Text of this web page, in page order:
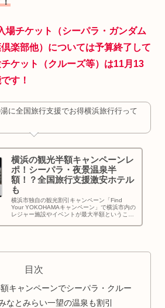
場チケット（シーパラ・ガンダム
楽部他）については予算終了して
ケット（クルーズ等）は11月13
す！
に全国旅行支援でお得横浜旅行行って
横浜の観光半額キャンペーンレ
ポ！シーパラ・夜景温泉半
額！？全国旅行支援激安ホテル
も
横浜市独自の観光割引キャンペーン「Find
Your YOKOHAMAキャンペーン」で横浜市内の
レジャー施設やイベントが最大半額ということ
半額キャンペーンと全国旅行支援を併用して、
目次
キャンペーンでシーパラ・クルー
なとみらい一望の温泉も割引